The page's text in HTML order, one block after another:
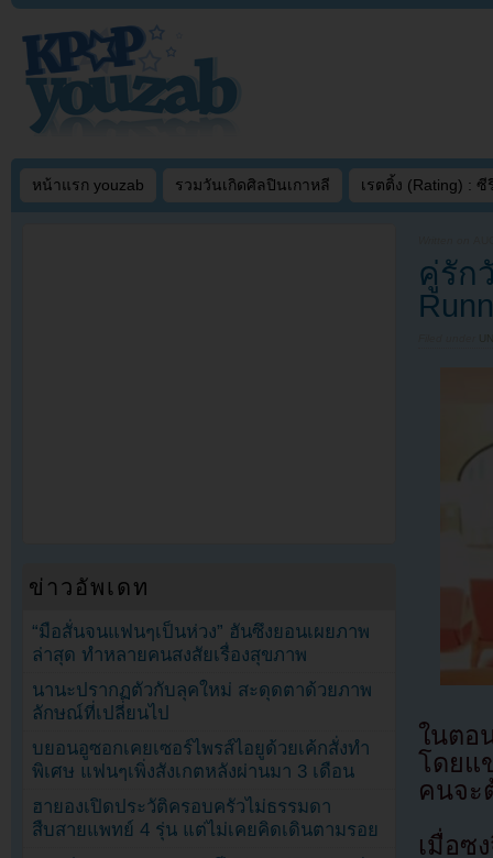
หน้าแรก youzab รวมวันเกิดศิลปินเกาหลี เรตติ้ง (Rating) : ซี
คู่รัก
ในตอ
โดยแ
คนจะ
เมื่อซ
ข่าวอัพเดท
“มือสั่นจนแฟนๆเป็นห่วง” ฮันซึงยอนเผยภาพ
ล่าสุด ทำหลายคนสงสัยเรื่องสุขภาพ
นานะปรากฏตัวกับลุคใหม่ สะดุดตาด้วยภาพ
ลักษณ์ที่เปลี่ยนไป
บยอนอูซอกเคยเซอร์ไพรส์ไอยูด้วยเค้กสั่งทำ
พิเศษ แฟนๆเพิ่งสังเกตหลังผ่านมา 3 เดือน
ฮายองเปิดประวัติครอบครัวไม่ธรรมดา
สืบสายแพทย์ 4 รุ่น แต่ไม่เคยคิดเดินตามรอย